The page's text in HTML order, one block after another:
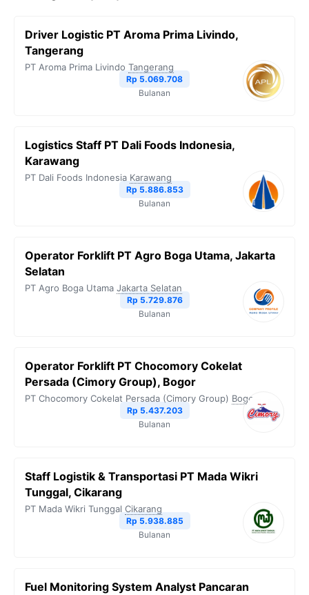
Driver Logistic PT Aroma Prima Livindo,
Tangerang
PT Aroma Prima Livindo Tangerang
Rp 5.069.708
Bulanan
Logistics Staff PT Dali Foods Indonesia,
Karawang
PT Dali Foods Indonesia Karawang
Rp 5.886.853
Bulanan
Operator Forklift PT Agro Boga Utama, Jakarta
Selatan
PT Agro Boga Utama Jakarta Selatan
Rp 5.729.876
Bulanan
Operator Forklift PT Chocomory Cokelat
Persada (Cimory Group), Bogor
PT Chocomory Cokelat Persada (Cimory Group) Bogor
Rp 5.437.203
Bulanan
Staff Logistik & Transportasi PT Mada Wikri
Tunggal, Cikarang
PT Mada Wikri Tunggal Cikarang
Rp 5.938.885
Bulanan
Fuel Monitoring System Analyst Pancaran